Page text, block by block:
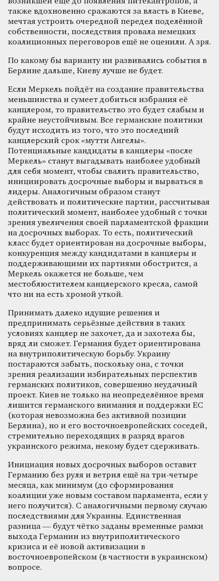
также вдохновенно сражаются за власть в Киеве,
мечтая устроить очередной передел поделённой
собственности, последствия провала немецких
коалиционных переговоров ещё не оценили. А зря.
По какому бы варианту ни развивались события в
Берлине дальше, Киеву лучше не будет.
Если Меркель пойдёт на создание правительства
меньшинства и сумеет добиться избрания её
канцлером, то правительство это будет слабым и
крайне неустойчивым. Все германские политики
будут исходить из того, что это последний
канцлерский срок «мутти Ангелы».
Потенциальные кандидаты в канцлеры «после
Меркель» станут выгадывать наиболее удобный
для себя момент, чтобы свалить правительство,
инициировать досрочные выборы и вырваться в
лидеры. Аналогичным образом станут
действовать и политические партии, рассчитывая
политический момент, наиболее удобный с точки
зрения увеличения своей парламентской фракции
на досрочных выборах. То есть, политический
класс будет ориентирован на досрочные выборы,
конкуренция между кандидатами в канцлеры и
поддерживающими их партиями обострится, а
Меркель окажется не больше, чем
местоблюстителем канцлерского кресла, самой
что ни на есть хромой уткой.
Принимать далеко идущие решения и
предпринимать серьёзные действия в таких
условиях канцлер не захочет, да и захотела бы,
вряд ли сможет. Германия будет ориентирована
на внутриполитическую борьбу. Украину
постараются забыть, поскольку она, с точки
зрения реализации избирательных перспектив
германских политиков, совершенно неудачный
проект. Киев не только на неопределённое время
лишится германского внимания и поддержки ЕС
(которая невозможна без активной позиции
Берлина), но и его восточноевропейских соседей,
стремительно переходящих в разряд врагов
украинского режима, некому будет сдерживать.
Инициация новых досрочных выборов оставит
Германию без руля и ветрил ещё на три-четыре
месяца, как минимум (до сформирования
коалиции уже новым составом парламента, если у
него получится). С аналогичными первому случаю
последствиями для Украины. Единственная
разница — будут чётко заданы временные рамки
выхода Германии из внутриполитического
кризиса и её новой активизации в
восточноевропейском (в частности в украинском)
вопросе.